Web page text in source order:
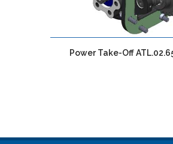
Power Take-Off